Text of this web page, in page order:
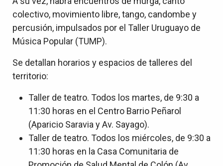
colectivo, movimiento libre, tango, candombe y
percusión, impulsados por el Taller Uruguayo de
Música Popular (TUMP).
Se detallan horarios y espacios de talleres del
territorio:
Taller de teatro. Todos los martes, de 9:30 a
11:30 horas en el Centro Barrio Peñarol
(Aparicio Saravia y Av. Sayago).
Taller de teatro. Todos los miércoles, de 9:30 a
11:30 horas en la Casa Comunitaria de